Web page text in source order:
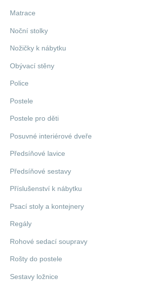
Matrace
Noční stolky
Nožičky k nábytku
Obývací stěny
Police
Postele
Postele pro děti
Posuvné interiérové dveře
Předsíňové lavice
Předsíňové sestavy
Příslušenství k nábytku
Psací stoly a kontejnery
Regály
Rohové sedací soupravy
Rošty do postele
Sestavy ložnice